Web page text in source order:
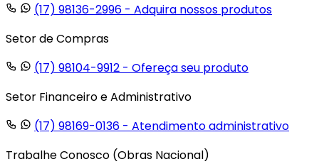
(17) 98136-2996 - Adquira nossos produtos
Setor de Compras
(17) 98104-9912 - Ofereça seu produto
Setor Financeiro e Administrativo
(17) 98169-0136 - Atendimento administrativo
Trabalhe Conosco (Obras Nacional)